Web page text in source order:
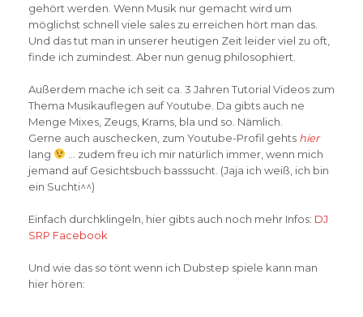
gehört werden. Wenn Musik nur gemacht wird um
möglichst schnell viele sales zu erreichen hört man das.
Und das tut man in unserer heutigen Zeit leider viel zu oft,
finde ich zumindest. Aber nun genug philosophiert.
Außerdem mache ich seit ca. 3 Jahren Tutorial Videos zum
Thema Musikauflegen auf Youtube. Da gibts auch ne
Menge Mixes, Zeugs, Krams, bla und so. Nämlich.
Gerne auch auschecken, zum Youtube-Profil gehts hier
lang
… zudem freu ich mir natürlich immer, wenn mich
jemand auf Gesichtsbuch basssucht. (Jaja ich weiß, ich bin
ein Suchti^^)
Einfach durchklingeln, hier gibts auch noch mehr Infos: DJ
SRP Facebook
Und wie das so tönt wenn ich Dubstep spiele kann man
hier hören: